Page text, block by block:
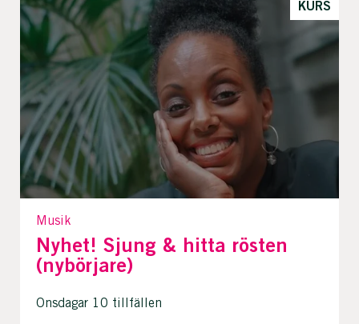
KURS
Musik
Nyhet! Sjung & hitta rösten
(nybörjare)
Onsdagar 10 tillfällen